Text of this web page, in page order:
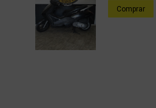
Comprar